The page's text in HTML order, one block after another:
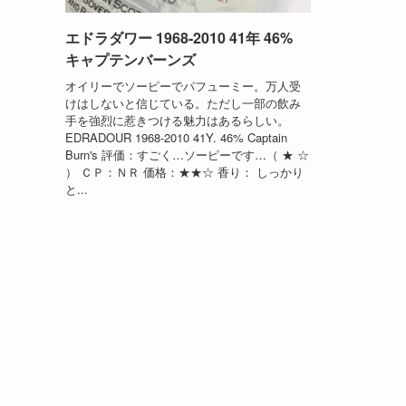
エドラダワー 1968-2010 41年 46%
キャプテンバーンズ
オイリーでソーピーでパフューミー。万人受
けはしないと信じている。ただし一部の飲み
手を強烈に惹きつける魅力はあるらしい。
EDRADOUR 1968-2010 41Y. 46% Captain
Burn's 評価：すごく…ソーピーです…（ ★ ☆
） ＣＰ：ＮＲ 価格：★★☆ 香り： しっかり
と...